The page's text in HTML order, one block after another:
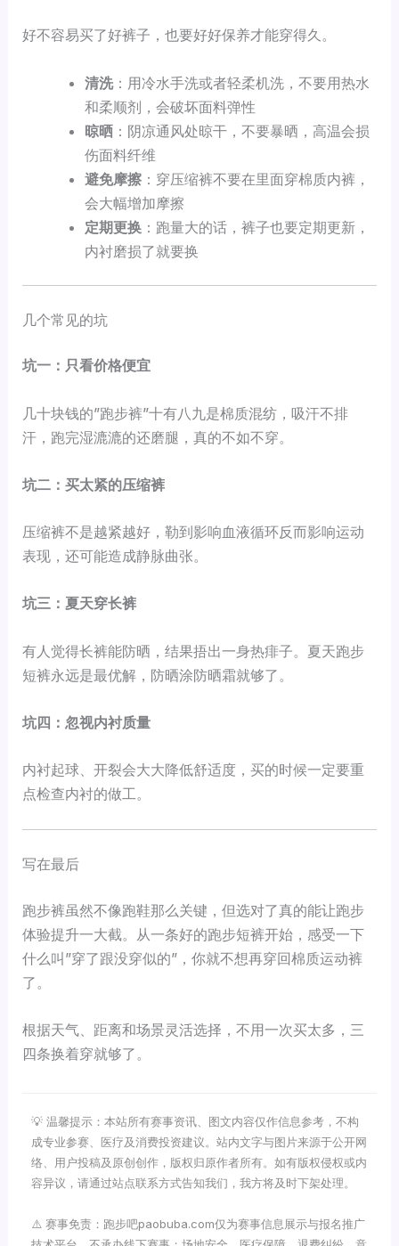
好不容易买了好裤子，也要好好保养才能穿得久。
清洗：用冷水手洗或者轻柔机洗，不要用热水
和柔顺剂，会破坏面料弹性
晾晒：阴凉通风处晾干，不要暴晒，高温会损
伤面料纤维
避免摩擦：穿压缩裤不要在里面穿棉质内裤，
会大幅增加摩擦
定期更换：跑量大的话，裤子也要定期更新，
内衬磨损了就要换
几个常见的坑
坑一：只看价格便宜
几十块钱的”跑步裤”十有八九是棉质混纺，吸汗不排
汗，跑完湿漉漉的还磨腿，真的不如不穿。
坑二：买太紧的压缩裤
压缩裤不是越紧越好，勒到影响血液循环反而影响运动
表现，还可能造成静脉曲张。
坑三：夏天穿长裤
有人觉得长裤能防晒，结果捂出一身热痱子。夏天跑步
短裤永远是最优解，防晒涂防晒霜就够了。
坑四：忽视内衬质量
内衬起球、开裂会大大降低舒适度，买的时候一定要重
点检查内衬的做工。
写在最后
跑步裤虽然不像跑鞋那么关键，但选对了真的能让跑步
体验提升一大截。从一条好的跑步短裤开始，感受一下
什么叫”穿了跟没穿似的”，你就不想再穿回棉质运动裤
了。
根据天气、距离和场景灵活选择，不用一次买太多，三
四条换着穿就够了。
💡 温馨提示：本站所有赛事资讯、图文内容仅作信息参考，不构
成专业参赛、医疗及消费投资建议。站内文字与图片来源于公开网
络、用户投稿及原创创作，版权归原作者所有。如有版权侵权或内
容异议，请通过站点联系方式告知我们，我方将及时下架处理。
⚠️ 赛事免责：跑步吧paobuba.com仅为赛事信息展示与报名推广